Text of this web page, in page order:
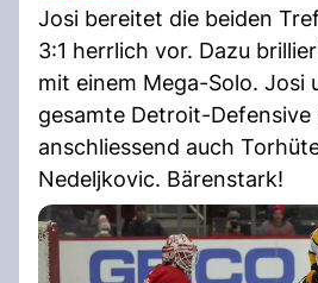
Josi bereitet die beiden
3:1 herrlich vor. Dazu
mit einem Mega-Solo. Josi
gesamte Detroit-
anschliessend auch
Nedeljkovic. Bärenstark!